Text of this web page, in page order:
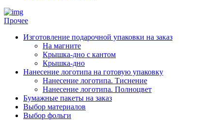
Прочее
Изготовление подарочной упаковки на заказ
На магните
Крышка-дно с кантом
Крышка-дно
Нанесение логотипа на готовую упаковку
Нанесение логотипа. Тиснение
Нанесение логотипа. Полноцвет
Бумажные пакеты на заказ
Выбор материалов
Выбор фольги